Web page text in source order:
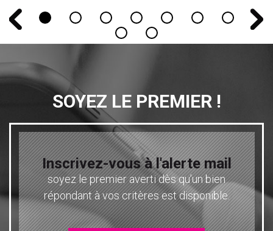
SOYEZ LE PREMIER !
Inscrivez-vous à l'alerte mail
soyez le premier averti dès qu’un bien
répondant à vos critères est disponible.